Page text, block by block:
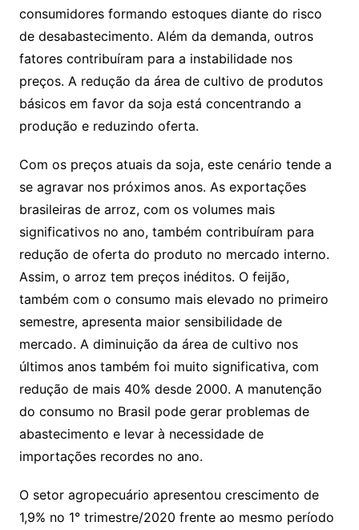
consumidores formando estoques diante do risco
de desabastecimento. Além da demanda, outros
fatores contribuíram para a instabilidade nos
preços. A redução da área de cultivo de produtos
básicos em favor da soja está concentrando a
produção e reduzindo oferta.
Com os preços atuais da soja, este cenário tende a
se agravar nos próximos anos. As exportações
brasileiras de arroz, com os volumes mais
significativos no ano, também contribuíram para
redução de oferta do produto no mercado interno.
Assim, o arroz tem preços inéditos. O feijão,
também com o consumo mais elevado no primeiro
semestre, apresenta maior sensibilidade de
mercado. A diminuição da área de cultivo nos
últimos anos também foi muito significativa, com
redução de mais 40% desde 2000. A manutenção
do consumo no Brasil pode gerar problemas de
abastecimento e levar à necessidade de
importações recordes no ano.
O setor agropecuário apresentou crescimento de
1,9% no 1° trimestre/2020 frente ao mesmo período